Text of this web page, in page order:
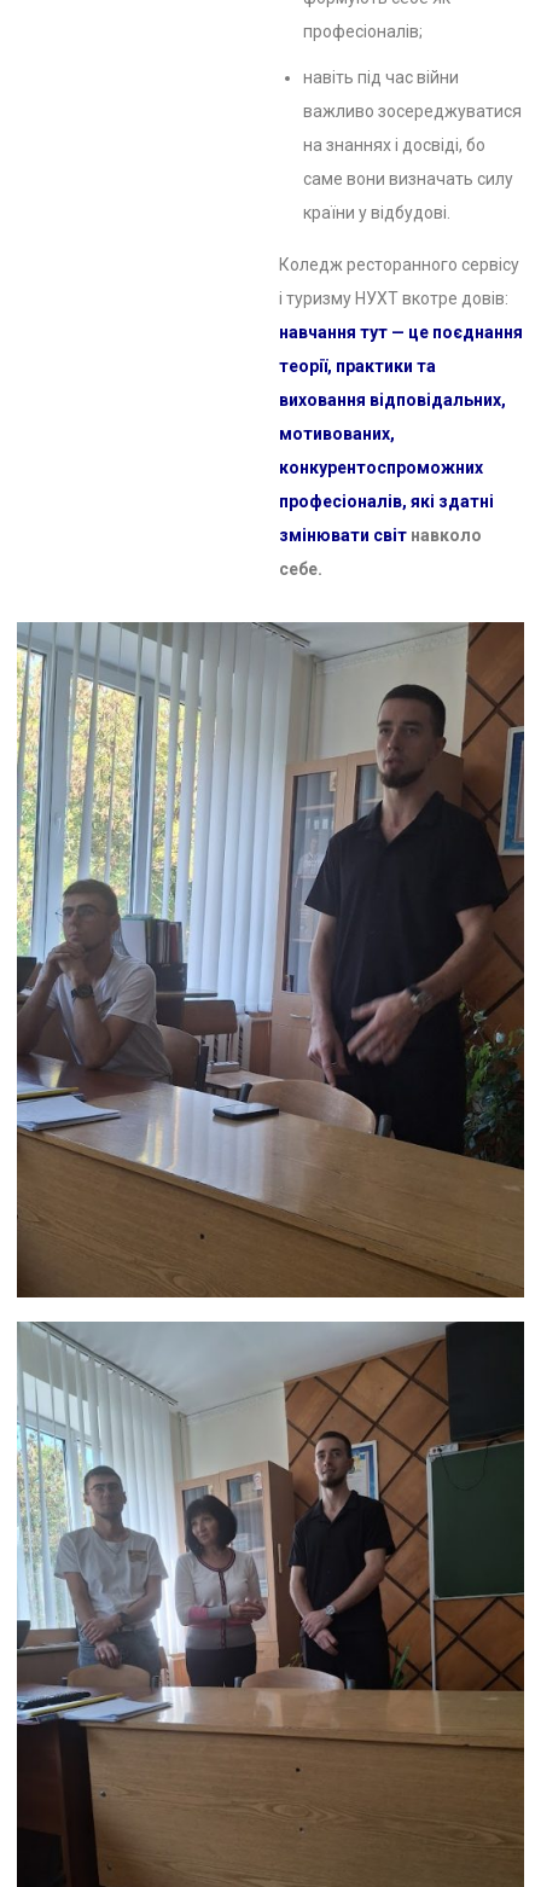
професіоналів;
навіть під час війни
важливо зосереджуватися
на знаннях і досвіді, бо
саме вони визначать силу
країни у відбудові.
Коледж ресторанного сервісу
і туризму НУХТ вкотре довів:
навчання тут — це поєднання
теорії, практики та
виховання відповідальних,
мотивованих,
конкурентоспроможних
професіоналів, які здатні
змінювати світнавколо
себе.